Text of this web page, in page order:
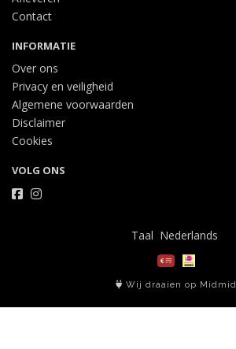
Contact
INFORMATIE
Over ons
Privacy en veiligheid
Algemene voorwaarden
Disclaimer
Cookies
VOLG ONS
Taal
Wij draaien op Midmid